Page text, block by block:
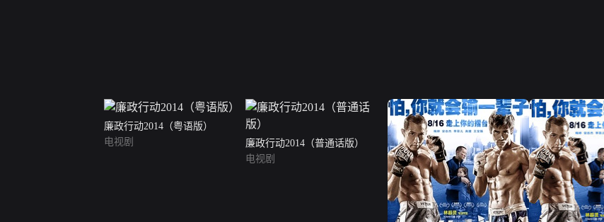
廉政行动2014（粤语版）
电视剧
廉政行动2014（普通话版）
电视剧